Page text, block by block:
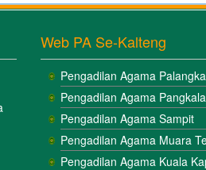
Web PA Se-Kalteng
Pengadilan Agama
Pengadilan Agama
Pengadilan Agama Sampit
Pengadilan Agama Muara
Pengadilan Agama Kuala